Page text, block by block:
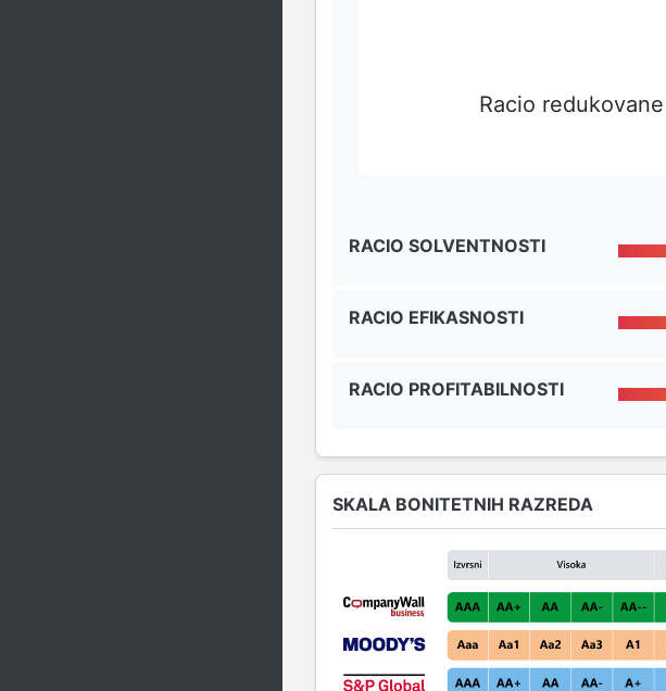
Racio
RACIO SOLVENTNOSTI
RACIO EFIKASNOSTI
RACIO PROFITABILNOSTI
SKALA BONITETNIH RAZREDA